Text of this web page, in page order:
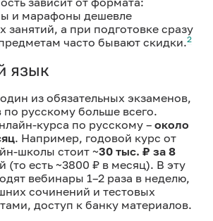
и марафоны дешевле
занятий, а при подготовке сразу
часто бывают скидки.2
язык
из обязательных экзаменов,
по русскому больше всего.
курса по русскому – около
. Например, годовой курс от
школы стоит ~30 тыс. ₽ за 8
(то есть ~3800 ₽ в месяц). В эту
вебинары 1–2 раза в неделю,
сочинений и тестовых
доступ к банку материалов.